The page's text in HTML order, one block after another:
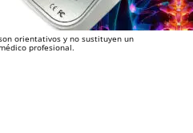
orientativos y no sustituyen un
profesional.